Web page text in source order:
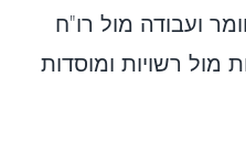
ועבודה מול רו"ח
מול רשויות ומוסדות